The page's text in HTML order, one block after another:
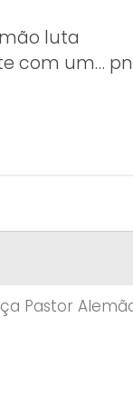
luta
com um…
Pastor